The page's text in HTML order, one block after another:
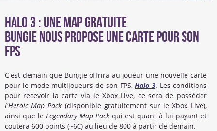
Halo 3 : Une Map gratuite
Bungie nous propose une carte pour son
FPS
C'est demain que Bungie offrira au joueur une nouvelle carte
pour le mode multijoueurs de son FPS,Halo 3. Les conditions
pour recevoir la carte via le Xbox Live, ce sera de posséder
l'Heroic Map Pack (disponible gratuitement sur le Xbox Live),
ainsi que le Legendary Map Packqui est quant à lui payant et
coutera 600 points (~6€) au lieu de 800 à partir de demain.